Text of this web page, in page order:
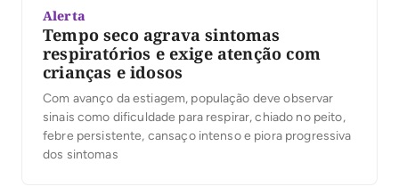
Alerta
Tempo seco agrava sintomas
respiratórios e exige atenção com
crianças e idosos
Com avanço da estiagem, população deve observar
sinais como dificuldade para respirar, chiado no peito,
febre persistente, cansaço intenso e piora progressiva
dos sintomas